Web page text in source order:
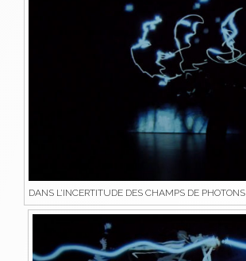
DANS L’INCERTITUDE DES CHAMPS DE PHOTONS